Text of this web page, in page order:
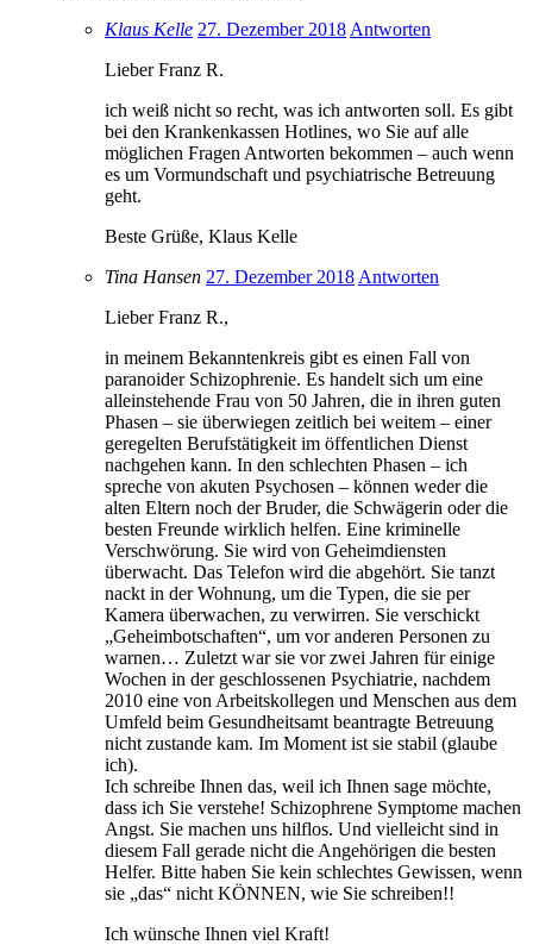
Klaus Kelle 27. Dezember 2018 Antworten
Lieber Franz R.
ich weiß nicht so recht, was ich antworten soll. Es gibt
bei den Krankenkassen Hotlines, wo Sie auf alle
möglichen Fragen Antworten bekommen – auch wenn
es um Vormundschaft und psychiatrische Betreuung
geht.
Beste Grüße, Klaus Kelle
Tina Hansen 27. Dezember 2018 Antworten
Lieber Franz R.,
in meinem Bekanntenkreis gibt es einen Fall von
paranoider Schizophrenie. Es handelt sich um eine
alleinstehende Frau von 50 Jahren, die in ihren guten
Phasen – sie überwiegen zeitlich bei weitem – einer
geregelten Berufstätigkeit im öffentlichen Dienst
nachgehen kann. In den schlechten Phasen – ich
spreche von akuten Psychosen – können weder die
alten Eltern noch der Bruder, die Schwägerin oder die
besten Freunde wirklich helfen. Eine kriminelle
Verschwörung. Sie wird von Geheimdiensten
überwacht. Das Telefon wird die abgehört. Sie tanzt
nackt in der Wohnung, um die Typen, die sie per
Kamera überwachen, zu verwirren. Sie verschickt
„Geheimbotschaften“, um vor anderen Personen zu
warnen… Zuletzt war sie vor zwei Jahren für einige
Wochen in der geschlossenen Psychiatrie, nachdem
2010 eine von Arbeitskollegen und Menschen aus dem
Umfeld beim Gesundheitsamt beantragte Betreuung
nicht zustande kam. Im Moment ist sie stabil (glaube
ich).
Ich schreibe Ihnen das, weil ich Ihnen sage möchte,
dass ich Sie verstehe! Schizophrene Symptome machen
Angst. Sie machen uns hilflos. Und vielleicht sind in
diesem Fall gerade nicht die Angehörigen die besten
Helfer. Bitte haben Sie kein schlechtes Gewissen, wenn
sie „das“ nicht KÖNNEN, wie Sie schreiben!!
Ich wünsche Ihnen viel Kraft!